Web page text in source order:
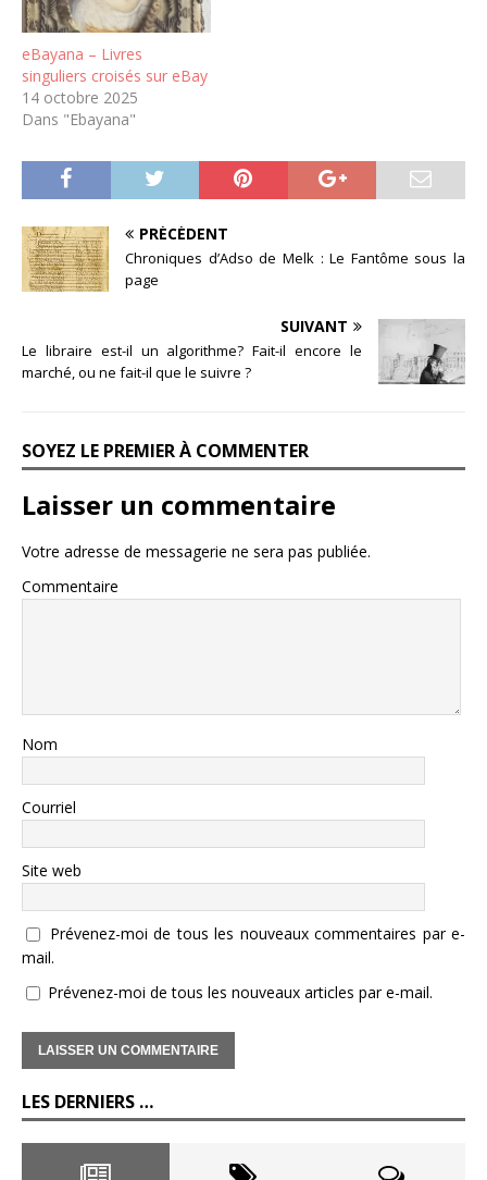
eBayana – Livres
singuliers croisés sur eBay
14 octobre 2025
Dans "Ebayana"
PRÉCÉDENT
Chroniques d’Adso de Melk : Le Fantôme sous la
page
SUIVANT
Le libraire est-il un algorithme? Fait-il encore le
marché, ou ne fait-il que le suivre ?
SOYEZ LE PREMIER À COMMENTER
Laisser un commentaire
Votre adresse de messagerie ne sera pas publiée.
Commentaire
Nom
Courriel
Site web
Prévenez-moi de tous les nouveaux commentaires par e-
mail.
Prévenez-moi de tous les nouveaux articles par e-mail.
LES DERNIERS …